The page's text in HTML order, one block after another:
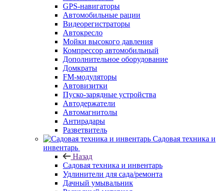
GPS-навигаторы
Автомобильные рации
Видеорегистраторы
Автокресло
Мойки высокого давления
Компрессор автомобильный
Дополнительное оборудование
Домкраты
FM-модуляторы
Автовизитки
Пуско-зарядные устройства
Автодержатели
Автомагнитолы
Антирадары
Разветвитель
Садовая техника и
инвентарь
Назад
Садовая техника и инвентарь
Удлинители для сада/ремонта
Дачный умывальник